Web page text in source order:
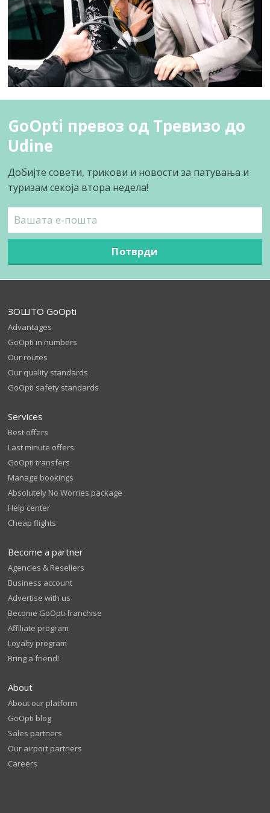
GoOpti превоз од Тревизо до
Udine
Добијте совети, трикови и новости за патувања и
туризам секоја втора недела!
Потврди
ЗОШТО GoOpti
Advantages
GoOpti in numbers
Our routes
Our quality standards
GoOpti safety standards
Services
Best offers
Last minute offers
GoOpti transfers
Manage bookings
Absolutely No Worries package
Help center
Cheap flights
Become a partner
Agencies & Resellers
Business account
Advertise with us
Become GoOpti franchise
Affiliate program
Loyalty program
Bring a friend!
About
About our platform
GoOpti blog
Sales partners
Our airport partners
Careers